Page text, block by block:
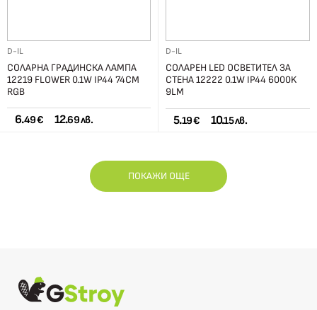
D-IL
СОЛАРНА ГРАДИНСКА ЛАМПА
12219 FLOWER 0.1W IP44 74СМ
RGB
6.49 € 12.69 лв.
D-IL
СОЛАРЕН LED ОСВЕТИТЕЛ ЗА
СТЕНА 12222 0.1W IP44 6000K
9LM
5.19 € 10.15 лв.
ПОКАЖИ ОЩЕ